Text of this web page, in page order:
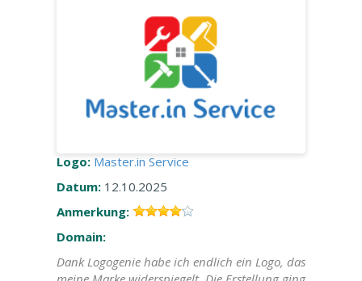
Logo: Master.in Service
Datum: 12.10.2025
Anmerkung:
Domain:
Dank Logogenie habe ich endlich ein Logo, das